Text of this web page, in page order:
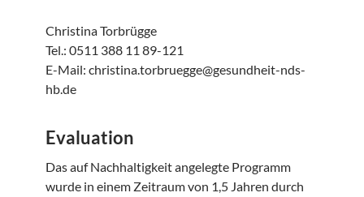
Christina Torbrügge
Tel.: 0511 388 11 89-121
E-Mail: christina.torbruegge@gesundheit-nds-
hb.de
Evaluation
Das auf Nachhaltigkeit angelegte Programm
wurde in einem Zeitraum von 1,5 Jahren durch